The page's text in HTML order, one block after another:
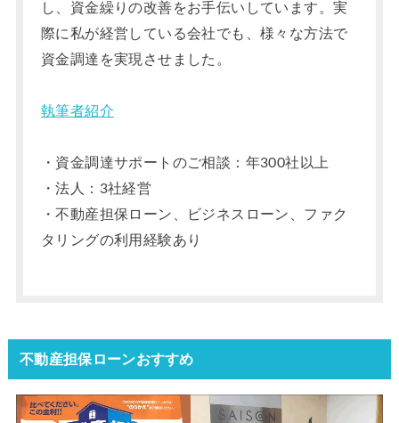
し、資金繰りの改善をお手伝いしています。実
際に私が経営している会社でも、様々な方法で
資金調達を実現させました。
執筆者紹介
・資金調達サポートのご相談：年300社以上
・法人：3社経営
・不動産担保ローン、ビジネスローン、ファク
タリングの利用経験あり
不動産担保ローンおすすめ